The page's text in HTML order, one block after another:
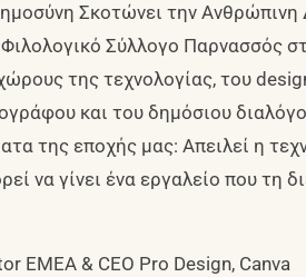
Σκοτώνει την Ανθρώπινη
Σύλλογο Παρνασσός
της τεχνολογίας, του
και του δημόσιου
της εποχής μας: Απειλεί η
να γίνει ένα εργαλείο που τη
EMEA & CEO Pro Design, Canva